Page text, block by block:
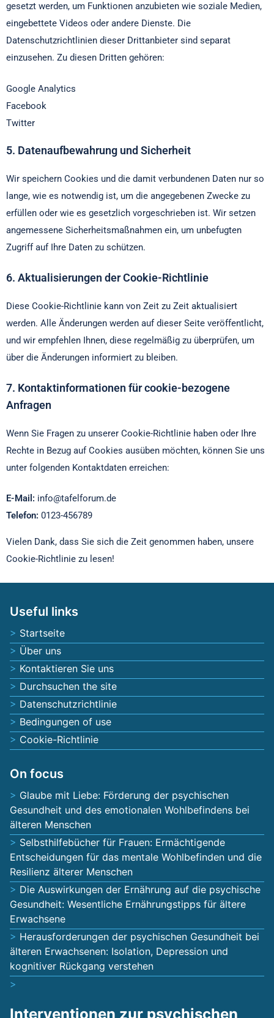
gesetzt werden, um Funktionen anzubieten wie soziale Medien,
eingebettete Videos oder andere Dienste. Die
Datenschutzrichtlinien dieser Drittanbieter sind separat
einzusehen. Zu diesen Dritten gehören:
Google Analytics
Facebook
Twitter
5. Datenaufbewahrung und Sicherheit
Wir speichern Cookies und die damit verbundenen Daten nur so
lange, wie es notwendig ist, um die angegebenen Zwecke zu
erfüllen oder wie es gesetzlich vorgeschrieben ist. Wir setzen
angemessene Sicherheitsmaßnahmen ein, um unbefugten
Zugriff auf Ihre Daten zu schützen.
6. Aktualisierungen der Cookie-Richtlinie
Diese Cookie-Richtlinie kann von Zeit zu Zeit aktualisiert
werden. Alle Änderungen werden auf dieser Seite veröffentlicht,
und wir empfehlen Ihnen, diese regelmäßig zu überprüfen, um
über die Änderungen informiert zu bleiben.
7. Kontaktinformationen für cookie-bezogene
Anfragen
Wenn Sie Fragen zu unserer Cookie-Richtlinie haben oder Ihre
Rechte in Bezug auf Cookies ausüben möchten, können Sie uns
unter folgenden Kontaktdaten erreichen:
E-Mail: info@tafelforum.de
Telefon: 0123-456789
Vielen Dank, dass Sie sich die Zeit genommen haben, unsere
Cookie-Richtlinie zu lesen!
Useful links
Startseite
Über uns
Kontaktieren Sie uns
Durchsuchen the site
Datenschutzrichtlinie
Bedingungen of use
Cookie-Richtlinie
On focus
Glaube mit Liebe: Förderung der psychischen
Gesundheit und des emotionalen Wohlbefindens bei
älteren Menschen
Selbsthilfebücher für Frauen: Ermächtigende
Entscheidungen für das mentale Wohlbefinden und die
Resilienz älterer Menschen
Die Auswirkungen der Ernährung auf die psychische
Gesundheit: Wesentliche Ernährungstipps für ältere
Erwachsene
Herausforderungen der psychischen Gesundheit bei
älteren Erwachsenen: Isolation, Depression und
kognitiver Rückgang verstehen
Interventionen zur psychischen